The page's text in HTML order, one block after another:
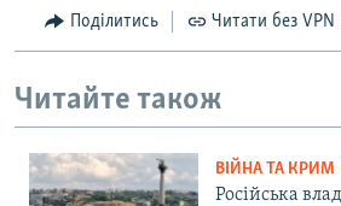
Поділитись Читати без VPN
Читайте також
ВІЙНА ТА КРИМ
Російська